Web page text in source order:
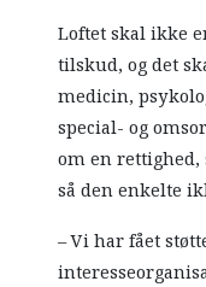
Loftet skal ikke
tilskud, og det
medicin,
special- og
om en
så den enkelte
– Vi har fået